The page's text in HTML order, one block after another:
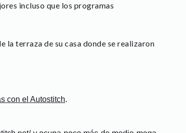
incluso que los programas
la terraza de su casa donde se realizaron
con el Autostitch.